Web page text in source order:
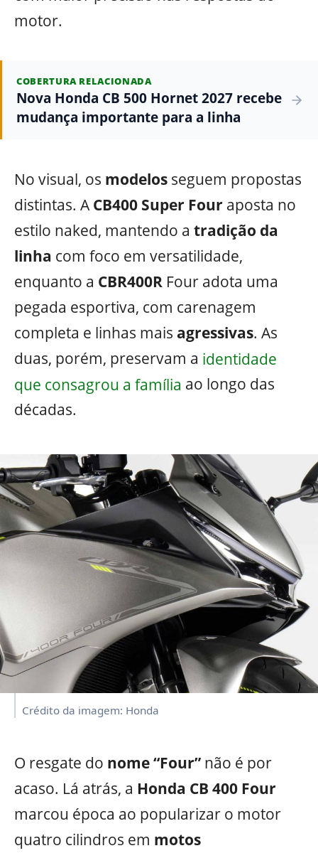
motor.
COBERTURA RELACIONADA
Nova Honda CB 500 Hornet 2027 recebe
mudança importante para a linha
No visual, os modelos seguem propostas
distintas. ACB400 Super Four aposta no
estilo naked, mantendo a tradição da
linha com foco em versatilidade,
enquanto a CBR400R Four adota uma
pegada esportiva, com carenagem
completa e linhas mais agressivas. As
duas, porém, preservam a identidade
que consagrou a família ao longo das
décadas.
Crédito da imagem: Honda
O resgate do nome “Four” não é por
acaso. Lá atrás, a Honda CB 400 Four
marcou época ao popularizar o motor
quatro cilindros em motos